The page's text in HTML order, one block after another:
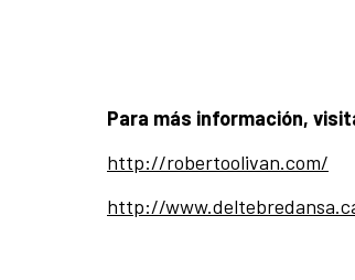
Para más información,
http://robertoolivan.com/
http://